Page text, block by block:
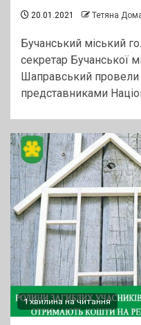
20.01.2021 Тетяна
Бучанський міський
секретар Бучанської
Шаправський провели
представниками
1 хвилина на читання